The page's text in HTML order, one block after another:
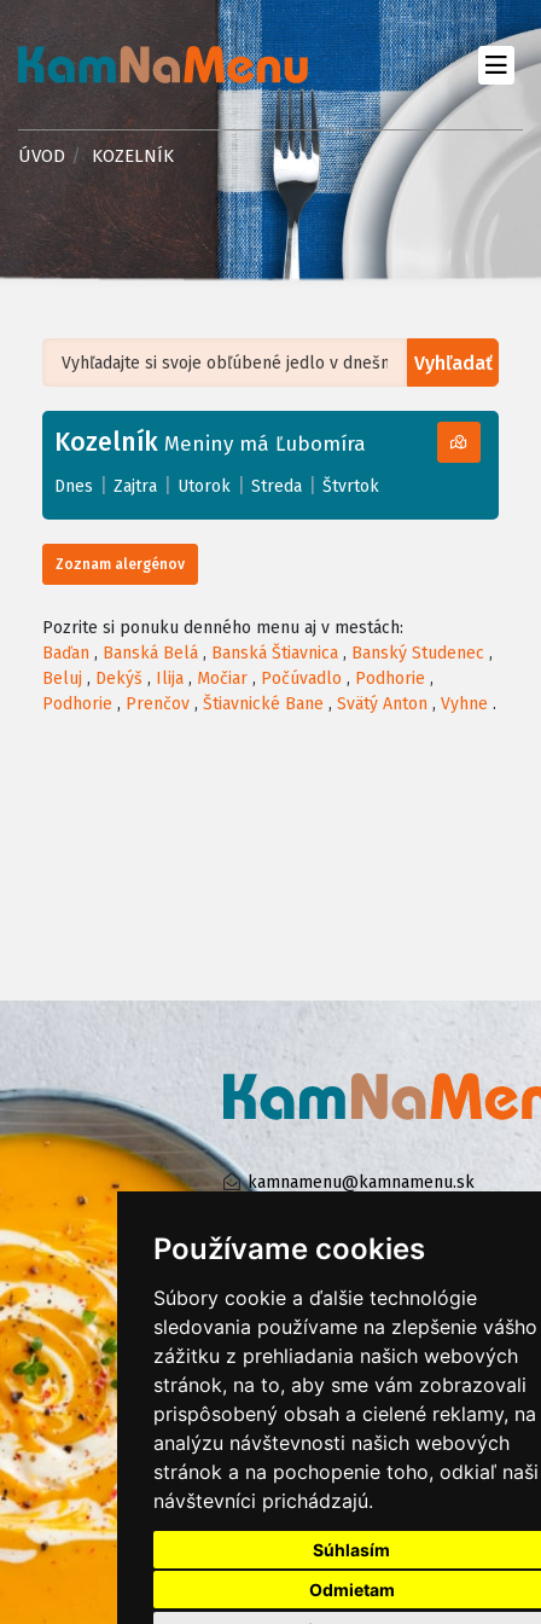
Používame cookies
Súbory cookie a ďalšie technológie
sledovania používame na zlepšenie vášho
zážitku z prehliadania našich webových
stránok, na to, aby sme vám zobrazovali
prispôsobený obsah a cielené reklamy, na
analýzu návštevnosti našich webových
stránok a na pochopenie toho, odkiaľ naši
návštevníci prichádzajú.
Súhlasím
Odmietam
ÚVOD KOZELNÍK
Vyhľadať
+
−
Leaflet| ©OpenStreetMap, Tiles courtesy ofHumanitarian OpenStreetMap
Kozelník Meniny má Ľubomíra
Dnes Zajtra Utorok Streda Štvrtok
Zoznam alergénov
Pozrite si ponuku denného menu aj v mestách:
Baďan , Banská Belá , Banská Štiavnica , Banský Studenec ,
Beluj , Dekýš , Ilija , Močiar , Počúvadlo , Podhorie ,
Podhorie , Prenčov , Štiavnické Bane , Svätý Anton , Vyhne .
kamnamenu@kamnamenu.sk
instagram/kamnamenu.sk
KONTAKTUJTE NÁS
PRIHLÁSIŤ SA DO ZÁKAZNÍCKEJ ZÓNY
Všeobecné obchodné podmienky
Ochrana osobných údajov
Moje KamNaMenu